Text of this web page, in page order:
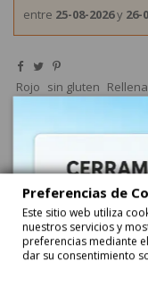
entre 25-08-2026y 26-
Rojo sin gluten Rellena
Descripción
Comprar Chuches
Preferencias de
Este sitio web utiliza
nuestros servicios y
preferencias mediante
dar su consentimiento